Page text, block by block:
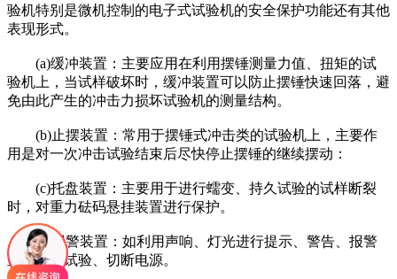
验机特别是微机控制的电子式试验机的安全保护功能还有其他
表现形式。
(a)缓冲装置：主要应用在利用摆锤测量力值、扭矩的试
验机上，当试样破坏时，缓冲装置可以防止摆锤快速回落，避
免由此产生的冲击力损坏试验机的测量结构。
(b)止摆装置：常用于摆锤式冲击类的试验机上，主要作
用是对一次冲击试验结束后尽快停止摆锤的继续摆动：
(c)托盘装置：主要用于进行蠕变、持久试验的试样断裂
时，对重力砝码悬挂装置进行保护。
(d)报警装置：如利用声响、灯光进行提示、警告、报警
直至停止试验、切断电源。